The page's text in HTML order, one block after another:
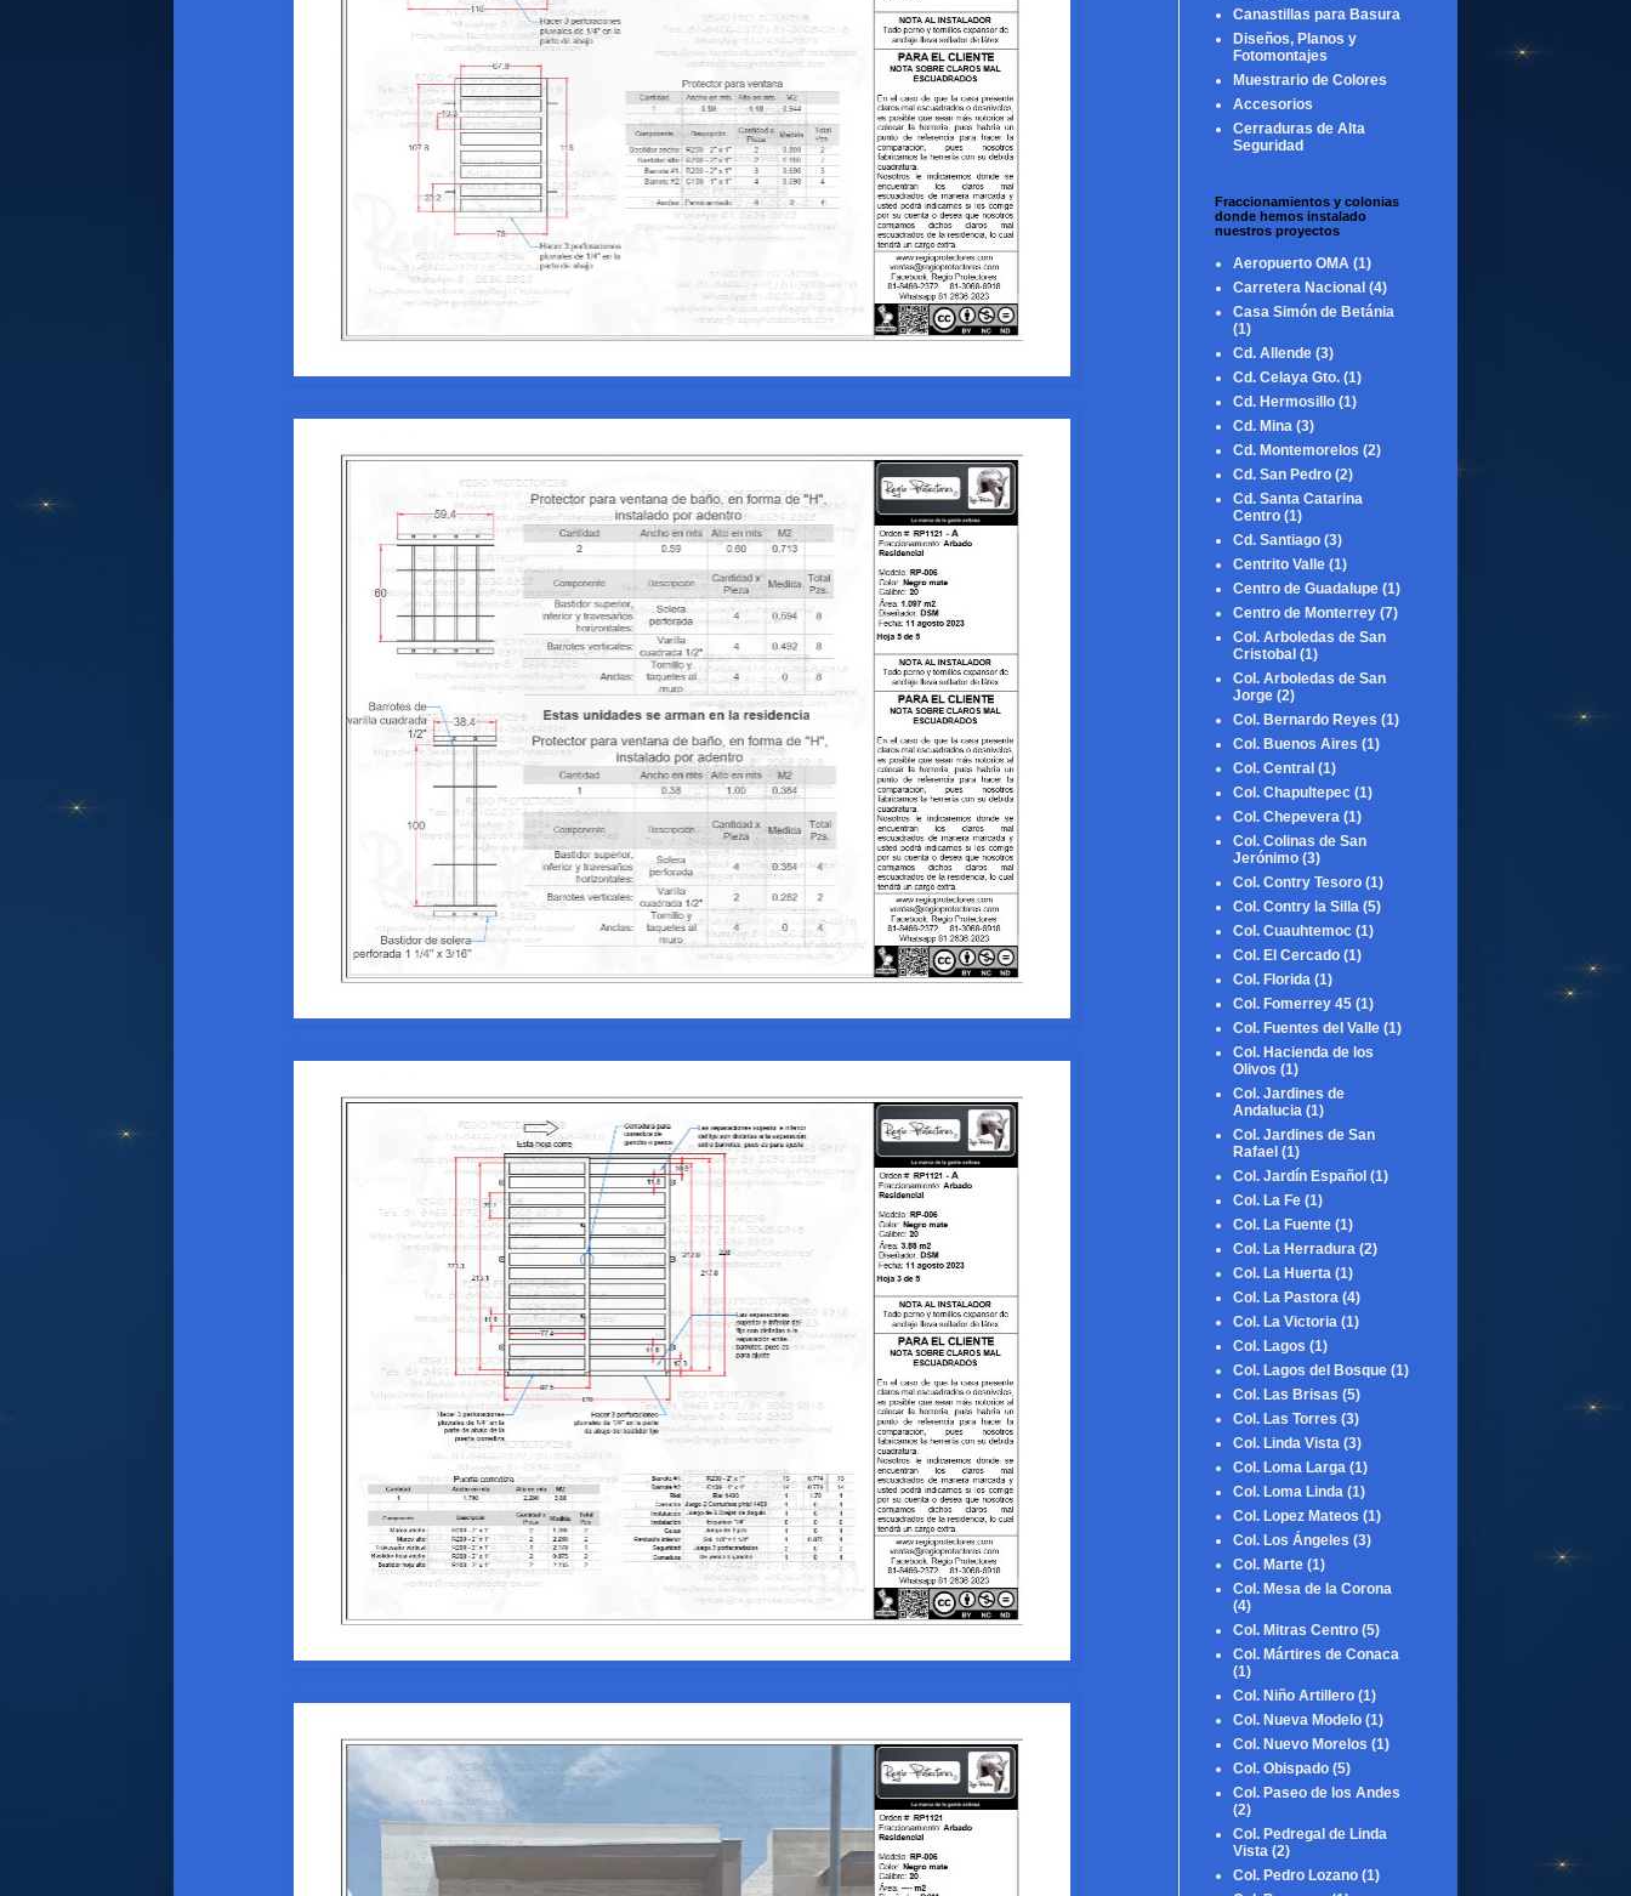
Canastillas para Basura
Diseños, Planos y
Fotomontajes
Muestrario de Colores
Accesorios
Cerraduras de Alta
Seguridad
Fraccionamientos y colonias
donde hemos instalado
nuestros proyectos
Aeropuerto OMA (1)
Carretera Nacional (4)
Casa Simón de Betánia
(1)
Cd. Allende (3)
Cd. Celaya Gto. (1)
Cd. Hermosillo (1)
Cd. Mina (3)
Cd. Montemorelos (2)
Cd. San Pedro (2)
Cd. Santa Catarina
Centro (1)
Cd. Santiago (3)
Centrito Valle (1)
Centro de Guadalupe (1)
Centro de Monterrey (7)
Col. Arboledas de San
Cristobal (1)
Col. Arboledas de San
Jorge (2)
Col. Bernardo Reyes (1)
Col. Buenos Aires (1)
Col. Central (1)
Col. Chapultepec (1)
Col. Chepevera (1)
Col. Colinas de San
Jerónimo (3)
Col. Contry Tesoro (1)
Col. Contry la Silla (5)
Col. Cuauhtemoc (1)
Col. El Cercado (1)
Col. Florida (1)
Col. Fomerrey 45 (1)
Col. Fuentes del Valle (1)
Col. Hacienda de los
Olivos (1)
Col. Jardines de
Andalucia (1)
Col. Jardines de San
Rafael (1)
Col. Jardín Español (1)
Col. La Fe (1)
Col. La Fuente (1)
Col. La Herradura (2)
Col. La Huerta (1)
Col. La Pastora (4)
Col. La Victoria (1)
Col. Lagos (1)
Col. Lagos del Bosque (1)
Col. Las Brisas (5)
Col. Las Torres (3)
Col. Linda Vista (3)
Col. Loma Larga (1)
Col. Loma Linda (1)
Col. Lopez Mateos (1)
Col. Los Ángeles (3)
Col. Marte (1)
Col. Mesa de la Corona
(4)
Col. Mitras Centro (5)
Col. Mártires de Conaca
(1)
Col. Niño Artillero (1)
Col. Nueva Modelo (1)
Col. Nuevo Morelos (1)
Col. Obispado (5)
Col. Paseo de los Andes
(2)
Col. Pedregal de Linda
Vista (2)
Col. Pedro Lozano (1)